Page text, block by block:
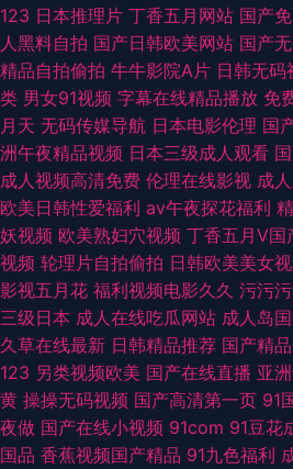
123 日本推理片 丁香五月网站 国产
人黑料自拍 国产日韩欧美网站 国产
精品自拍偷拍 牛牛影院A片 日韩无码
类 男女91视频 字幕在线精品播放 免
月天 无码传媒导航 日本电影伦理 国
洲午夜精品视频 日本三级成人观看
成人视频高清免费 伦理在线影视 成
欧美日韩性爱福利 av午夜探花福利
妖视频 欧美熟妇穴视频 丁香五月V国
视频 轮理片自拍偷拍 日韩欧美美女
影视五月花 福利视频电影久久 污污
三级日本 成人在线吃瓜网站 成人岛
久草在线最新 日韩精品推荐 国产精
123 另类视频欧美 国产在线直播 亚
黄 操操无码视频 国产高清第一页 91
夜做 国产在线小视频 91com 91豆花
国品 香蕉视频国产精品 91九色福利